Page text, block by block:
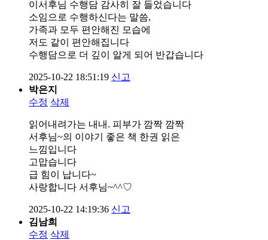
이서후님 수행담 감사히 잘 들었습니다
소임으로 수행하신다는 말씀,
가족과 모두 편안해진 모습에
저도 같이 편안해집니다
수행담으로 더 깊이 알게 되어 반갑습니다
2025-10-22 18:51:19 신고
박은지
수정 삭제
읽어내려가는 내내. 피부가 깜짝 깜짝
서후님~의 이야기 좋은 책 한권 읽은
느낌입니다
고맙습니다
급 힘이 납니다~
사랑합니다 서후님~^^♡
2025-10-22 14:19:36 신고
김남희
수정 삭제